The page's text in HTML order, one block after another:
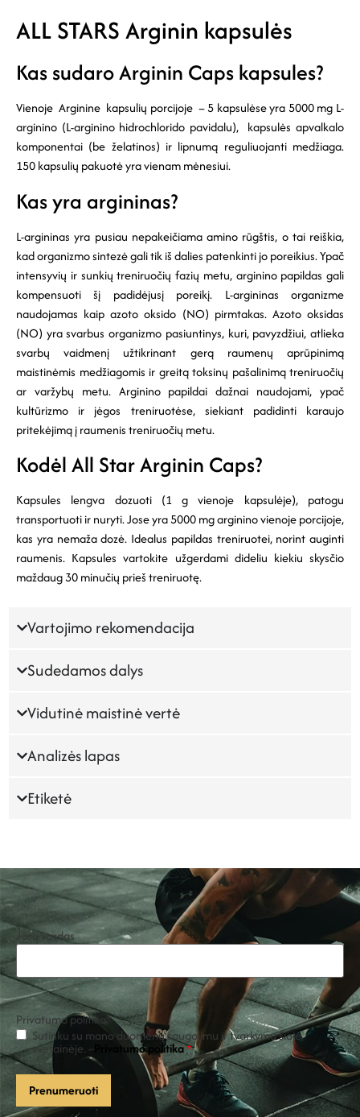
ALL STARS Arginin kapsulės
Kas sudaro Arginin Caps kapsules?
Vienoje Arginine kapsulių porcijoje – 5 kapsulėse yra 5000 mg L-
arginino (L-arginino hidrochlorido pavidalu), kapsulės apvalkalo
komponentai (be želatinos) ir lipnumą reguliuojanti medžiaga.
150 kapsulių pakuotė yra vienam mėnesiui.
Kas yra argininas?
L-argininas yra pusiau nepakeičiama amino rūgštis, o tai reiškia,
kad organizmo sintezė gali tik iš dalies patenkinti jo poreikius. Ypač
intensyvių ir sunkių treniruočių fazių metu, arginino papildas gali
kompensuoti šį padidėjusį poreikį. L-argininas organizme
naudojamas kaip azoto oksido (NO) pirmtakas. Azoto oksidas
(NO) yra svarbus organizmo pasiuntinys, kuri, pavyzdžiui, atlieka
svarbų vaidmenį užtikrinant gerą raumenų aprūpinimą
maistinėmis medžiagomis ir greitą toksinų pašalinimą treniruočių
ar varžybų metu. Arginino papildai dažnai naudojami, ypač
kultūrizmo ir jėgos treniruotėse, siekiant padidinti karaujo
pritekėjimą į raumenis treniruočių metu.
Kodėl All Star Arginin Caps?
Kapsules lengva dozuoti (1 g vienoje kapsulėje), patogu
transportuoti ir nuryti. Jose yra 5000 mg arginino vienoje porcijoje,
kas yra nemaža dozė. Idealus papildas treniruotei, norint auginti
raumenis. Kapsules vartokite užgerdami dideliu kiekiu skysčio
maždaug 30 minučių prieš treniruotę.
Vartojimo rekomendacija
Sudedamos dalys
Vidutinė maistinė vertė
Analizės lapas
Etiketė
Jūsų vardas
Privatumo politika*
Sutinku su mano duomenų saugojimu ir tvarkymu šioje
svetainėje. - Privatumo politika*